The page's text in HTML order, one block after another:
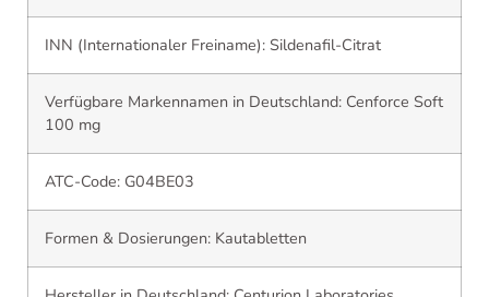
INN (Internationaler Freiname): Sildenafil-Citrat
Verfügbare Markennamen in Deutschland: Cenforce Soft
100 mg
ATC-Code: G04BE03
Formen & Dosierungen: Kautabletten